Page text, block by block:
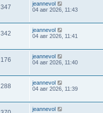
347
jeannevol
04 авг 2026, 11:43
342
jeannevol
04 авг 2026, 11:41
176
jeannevol
04 авг 2026, 11:40
288
jeannevol
04 авг 2026, 11:39
jeannevol